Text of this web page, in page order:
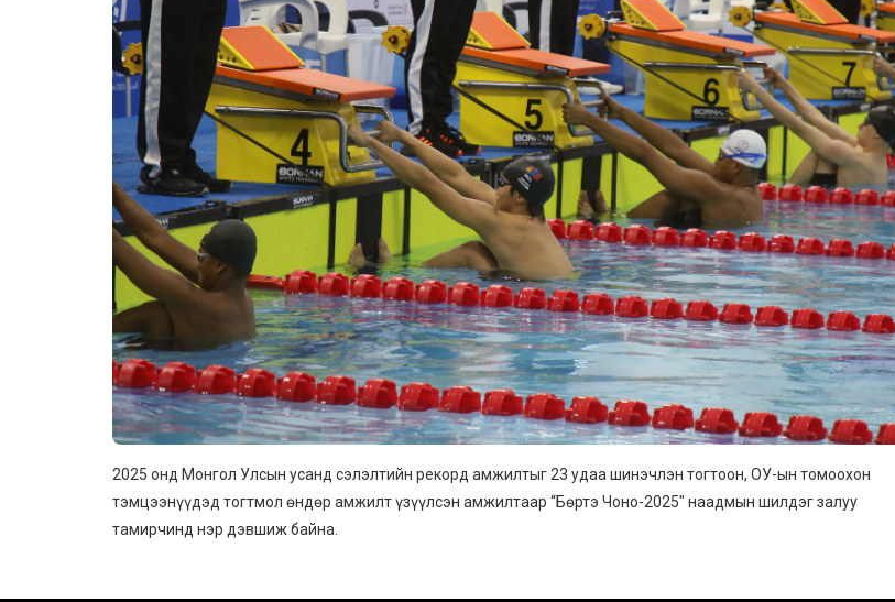
2025 онд Монгол Улсын усанд сэлэлтийн рекорд амжилтыг 23 удаа шинэчлэн тогтоон, ОУ-ын томоохон
тэмцээнүүдэд тогтмол өндөр амжилт үзүүлсэн амжилтаар “Бөртэ Чоно-2025″ наадмын шилдэг залуу
тамирчинд нэр дэвшиж байна.